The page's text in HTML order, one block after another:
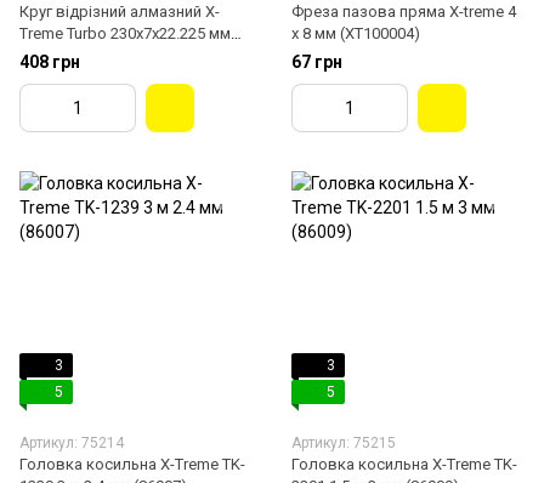
Круг відрізний алмазний X-
Treme Turbo 230x7x22.225 мм
(29487)
408 грн
Фреза пазова пряма X-treme 4
х 8 мм (XT100004)
67 грн
3
5
Артикул: 75214
Головка косильна X-Treme TK-
3
5
Артикул: 75215
Головка косильна X-Treme TK-